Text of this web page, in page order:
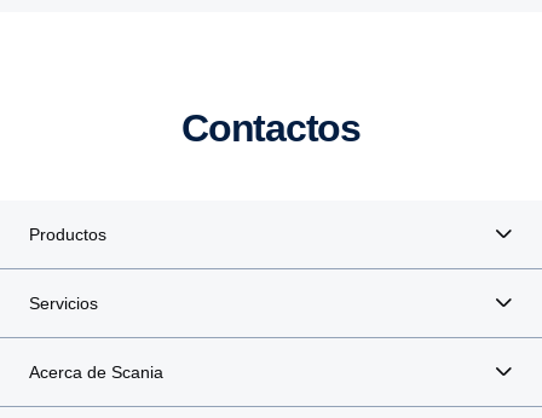
Contactos
Productos
Servicios
Acerca de Scania